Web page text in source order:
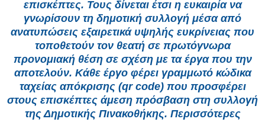
επισκέπτες. Τους δίνεται έτσι η ευκαιρία να
γνωρίσουν τη δημοτική συλλογή μέσα από
ανατυπώσεις εξαιρετικά υψηλής ευκρίνειας που
τοποθετούν τον θεατή σε πρωτόγνωρα
προνομιακή θέση σε σχέση με τα έργα που την
αποτελούν. Κάθε έργο φέρει γραμμωτό κώδικα
ταχείας απόκρισης (qr code) που προσφέρει
στους επισκέπτες άμεση πρόσβαση στη συλλογή
της Δημοτικής Πινακοθήκης. Περισσότερες